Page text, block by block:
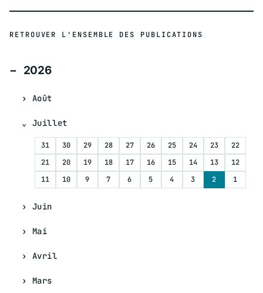
RETROUVER L'ENSEMBLE DES PUBLICATIONS
2026
Août
Juillet
31 30 29 28 27 26 25 24 23
22
21
20 19 18 17 16 15 14 13
12
11
10 9 7 6 5 4 3 2 1
Juin
Mai
Avril
Mars